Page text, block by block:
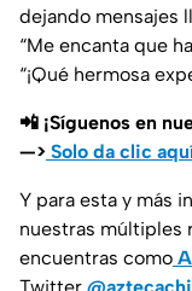
dejando mensajes
“Me encanta que
“¡Qué hermosa
📲 ¡Síguenos en
—> Solo da clic
Y para esta y más
nuestras múltiples
encuentras como